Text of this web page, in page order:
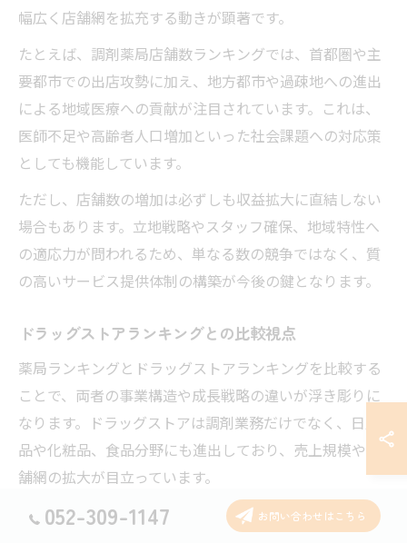
幅広く店舗網を拡充する動きが顕著です。
たとえば、調剤薬局店舗数ランキングでは、首都圏や主
要都市での出店攻勢に加え、地方都市や過疎地への進出
による地域医療への貢献が注目されています。これは、
医師不足や高齢者人口増加といった社会課題への対応策
としても機能しています。
ただし、店舗数の増加は必ずしも収益拡大に直結しない
場合もあります。立地戦略やスタッフ確保、地域特性へ
の適応力が問われるため、単なる数の競争ではなく、質
の高いサービス提供体制の構築が今後の鍵となります。
ドラッグストアランキングとの比較視点
薬局ランキングとドラッグストアランキングを比較する
ことで、両者の事業構造や成長戦略の違いが浮き彫りに
なります。ドラッグストアは調剤業務だけでなく、日用
品や化粧品、食品分野にも進出しており、売上規模や店
舗網の拡大が目立っています。
一方、薬局は調剤業務や医療機関との連携、在宅医療支
052-309-1147 お問い合わせはこちら